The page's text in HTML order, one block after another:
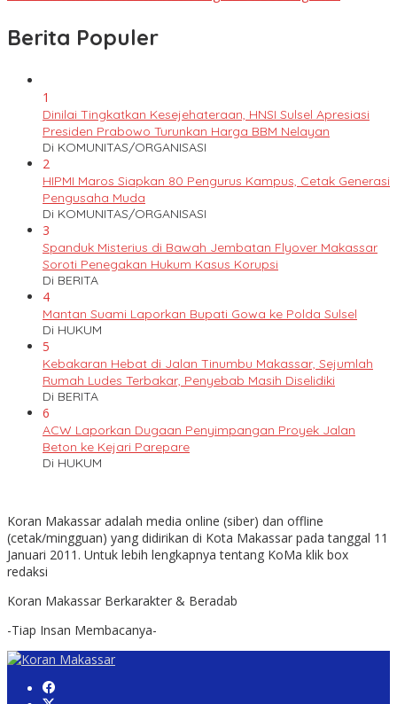
Berita Populer
1
Dinilai Tingkatkan Kesejehateraan, HNSI Sulsel Apresiasi
Presiden Prabowo Turunkan Harga BBM Nelayan
Di KOMUNITAS/ORGANISASI
2
HIPMI Maros Siapkan 80 Pengurus Kampus, Cetak Generasi
Pengusaha Muda
Di KOMUNITAS/ORGANISASI
3
Spanduk Misterius di Bawah Jembatan Flyover Makassar
Soroti Penegakan Hukum Kasus Korupsi
Di BERITA
4
Mantan Suami Laporkan Bupati Gowa ke Polda Sulsel
Di HUKUM
5
Kebakaran Hebat di Jalan Tinumbu Makassar, Sejumlah
Rumah Ludes Terbakar, Penyebab Masih Diselidiki
Di BERITA
6
ACW Laporkan Dugaan Penyimpangan Proyek Jalan
Beton ke Kejari Parepare
Di HUKUM
Koran Makassar adalah media online (siber) dan offline
(cetak/mingguan) yang didirikan di Kota Makassar pada tanggal 11
Januari 2011. Untuk lebih lengkapnya tentang KoMa klik box
redaksi
Koran Makassar Berkarakter & Beradab
-Tiap Insan Membacanya-